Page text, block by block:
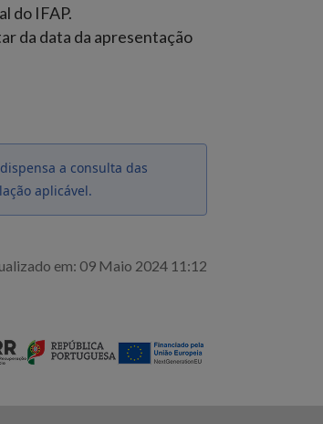
do IFAP.
da data da apresentação
a consulta das
aplicável.
em: 09 Maio 2024 11:12